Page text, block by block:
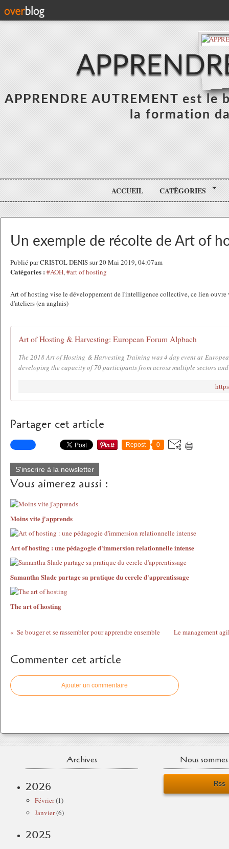
APPRENDRE AUTREMENT est
la formation
ACCUEIL CATÉGORIES
Un exemple de récolte de Art of
Publié par CRISTOL DENIS sur 20 Mai 2019, 04:07am
Catégories : #AOH,#art of hosting
Art of hosting vise le développement de l'intelligence collective, ce lien ouvre
d'ateliers (en anglais)
Art of Hosting & Harvesting: European Forum Alpbach
The 2018 Art of Hosting & Harvesting Training was 4 day event at
developing the capacity of 70 participants from across multiple sectors
Partager cet article
Repost 0
S'inscrire à la newsletter
Vous aimerez aussi :
Moins vite j'apprends
Art of hosting : une pédagogie d'immersion relationnelle intense
Samantha Slade partage sa pratique du cercle d'apprentissage
The art of hosting
Se bouger et se rassembler pour apprendre ensemble Le management
Commenter cet article
Ajouter un commentaire
Archives
2026
Février(1)
Janvier(6)
2025
Nous
Rss